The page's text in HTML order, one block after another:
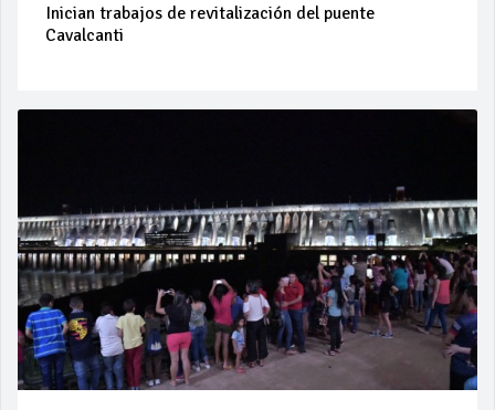
Inician trabajos de revitalización del puente
Cavalcanti